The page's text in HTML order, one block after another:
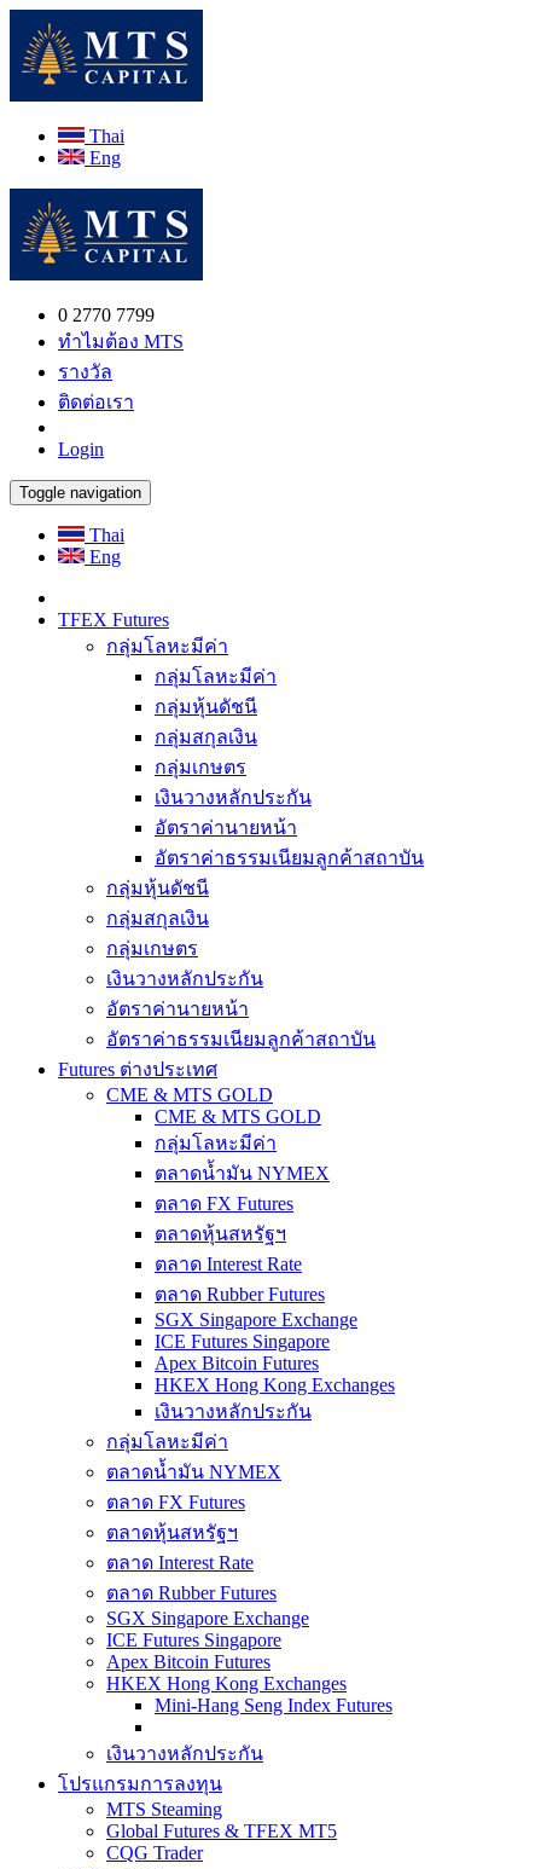
Thai
Eng
0 2770 7799
ทำไมต้อง MTS
รางวัล
ติดต่อเรา
Login
Toggle navigation
Thai
Eng
TFEX Futures
กลุ่มโลหะมีค่า
กลุ่มโลหะมีค่า
กลุ่มหุ้นดัชนี
กลุ่มสกุลเงิน
กลุ่มเกษตร
เงินวางหลักประกัน
อัตราค่านายหน้า
อัตราค่าธรรมเนียมลูกค้าสถาบัน
กลุ่มหุ้นดัชนี
กลุ่มสกุลเงิน
กลุ่มเกษตร
เงินวางหลักประกัน
อัตราค่านายหน้า
อัตราค่าธรรมเนียมลูกค้าสถาบัน
Futures ต่างประเทศ
CME & MTS GOLD
CME & MTS GOLD
กลุ่มโลหะมีค่า
ตลาดน้ำมัน NYMEX
ตลาด FX Futures
ตลาดหุ้นสหรัฐฯ
ตลาด Interest Rate
ตลาด Rubber Futures
SGX Singapore Exchange
ICE Futures Singapore
Apex Bitcoin Futures
HKEX Hong Kong Exchanges
เงินวางหลักประกัน
กลุ่มโลหะมีค่า
ตลาดน้ำมัน NYMEX
ตลาด FX Futures
ตลาดหุ้นสหรัฐฯ
ตลาด Interest Rate
ตลาด Rubber Futures
SGX Singapore Exchange
ICE Futures Singapore
Apex Bitcoin Futures
HKEX Hong Kong Exchanges
Mini-Hang Seng Index Futures
เงินวางหลักประกัน
โปรแกรมการลงทุน
MTS Steaming
Global Futures & TFEX MT5
CQG Trader